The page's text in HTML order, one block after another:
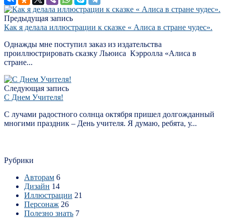
Предыдущая запись
Как я делала иллюстрации к сказке « Алиса в стране чудес».
Однажды мне поступил заказ из издательства
проиллюстрировать сказку Льюиса Кэрролла «Алиса в
стране...
Следующая запись
С Днем Учителя!
С лучами радостного солнца октября пришел долгожданный
многими праздник – День учителя. Я думаю, ребята, у...
Рубрики
Авторам 6
Дизайн 14
Иллюстрации 21
Персонаж 26
Полезно знать 7